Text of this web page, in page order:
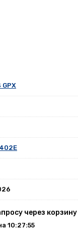
GPX
через корзину
10:27:55